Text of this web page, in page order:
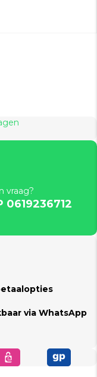
vraag?
0619236712
via WhatsApp